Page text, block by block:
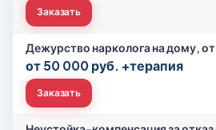
Заказать
Дежурство нарколога на дому, от
от 50 000 руб. +терапия
Заказать